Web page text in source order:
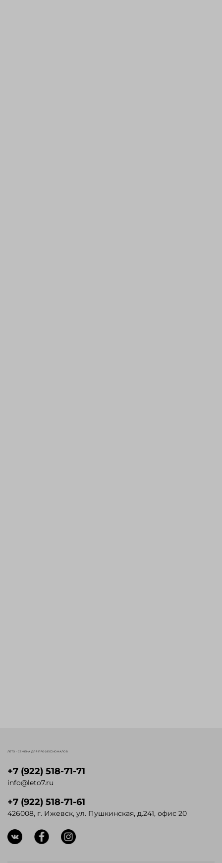
+7 (922) 518-71-71
info@leto7.ru
+7 (922) 518-71-61
426008, г. Ижевск, ул. Пушкинская, д.241, офис 20
ЛЕТО - СЕМЕНА ДЛЯ ПРОФЕССИОНАЛОВ